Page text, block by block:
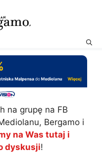
na grupę na FB
Bergamo i
na Was tutaj i
dyskusji!